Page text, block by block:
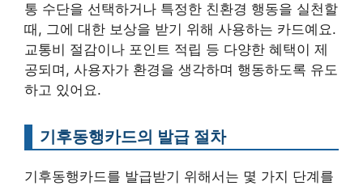
통 수단을 선택하거나 특정한 친환경 행동을 실천할
때, 그에 대한 보상을 받기 위해 사용하는 카드예요.
교통비 절감이나 포인트 적립 등 다양한 혜택이 제
공되며, 사용자가 환경을 생각하며 행동하도록 유도
하고 있어요.
기후동행카드의 발급 절차
기후동행카드를 발급받기 위해서는 몇 가지 단계를